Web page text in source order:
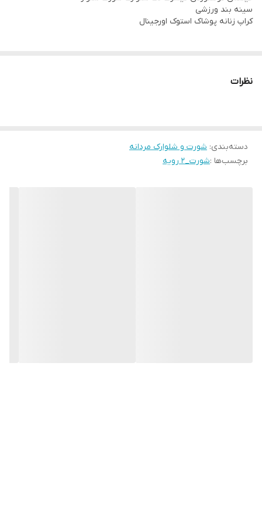
سینه بند ورزشی
کراپ زنانه پوشاک استوک اورجینال
نظرات
دسته‌بندی: شورت و شلوارک مردانه
برچسب‌ها :شورت_۲ رویه